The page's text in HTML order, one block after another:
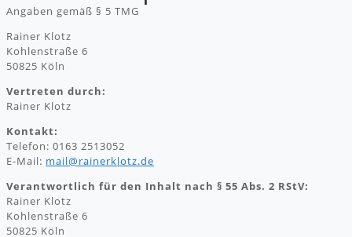
Angaben gemäß § 5 TMG
Rainer Klotz
Kohlenstraße 6
50825 Köln
Vertreten durch:
Rainer Klotz
Kontakt:
Telefon: 0163 2513052
E-Mail: mail@rainerklotz.de
Verantwortlich für den Inhalt nach § 55 Abs. 2 RStV:
Rainer Klotz
Kohlenstraße 6
50825 Köln